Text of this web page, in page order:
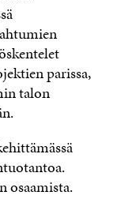
parissa,
talon
osaamista.